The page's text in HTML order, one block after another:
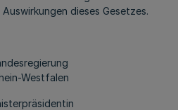
dieses Gesetzes.
Westfalen